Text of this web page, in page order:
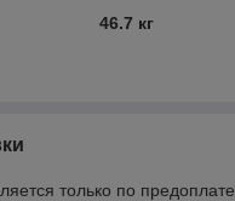
46.7 кг
только по предоплате.